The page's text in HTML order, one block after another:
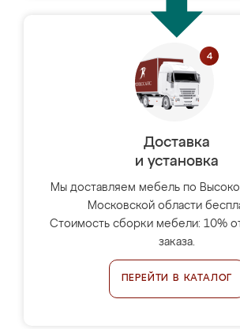
Доставка
и установка
Мы доставляем мебель по
Московской области
Стоимость сборки мебели: 10%
заказа.
ПЕРЕЙТИ В КАТАЛОГ